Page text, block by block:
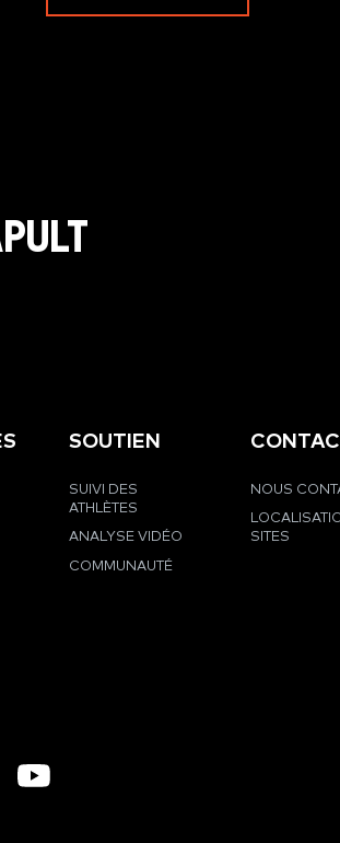
SOUTIEN
SUIVI DES
ATHLÈTES
ANALYSE VIDÉO
COMMUNAUTÉ
NOUS
SITES